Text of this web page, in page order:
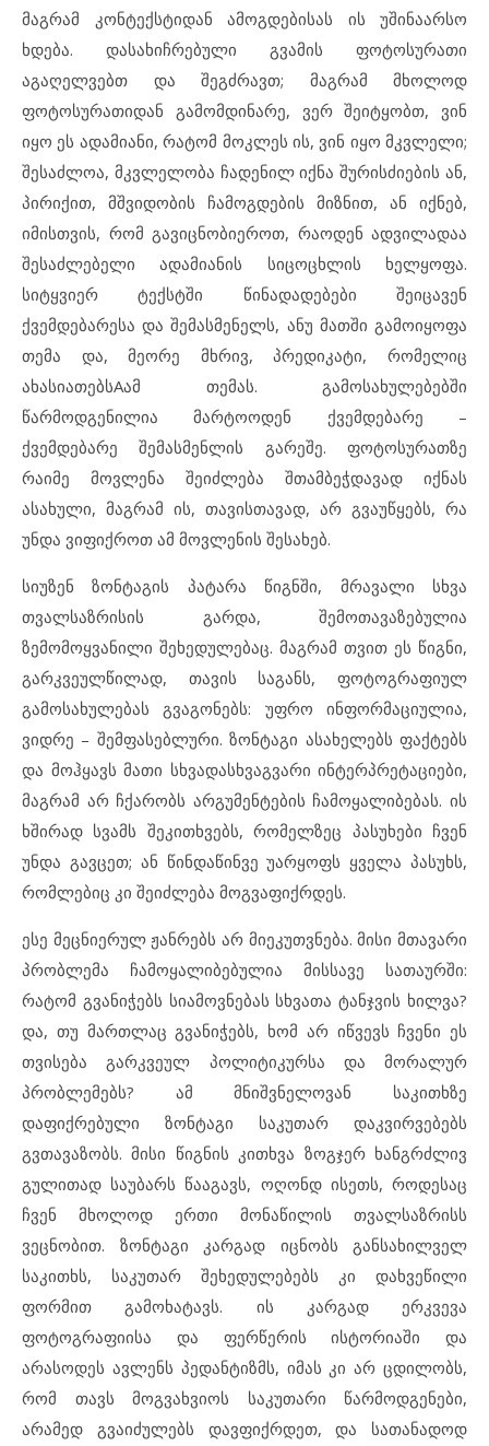
მაგრამ კონტექსტიდან ამოგდებისას ის უშინაარსო
ხდება. დასახიჩრებული გვამის ფოტოსურათი
აგაღელვებთ და შეგძრავთ; მაგრამ მხოლოდ
ფოტოსურათიდან გამომდინარე, ვერ შეიტყობთ, ვინ
იყო ეს ადამიანი, რატომ მოკლეს ის, ვინ იყო მკვლელი;
შესაძლოა, მკვლელობა ჩადენილ იქნა შურისძიების ან,
პირიქით, მშვიდობის ჩამოგდების მიზნით, ან იქნებ,
იმისთვის, რომ გავიცნობიეროთ, რაოდენ ადვილადაა
შესაძლებელი ადამიანის სიცოცხლის ხელყოფა.
სიტყვიერ ტექსტში წინადადებები შეიცავენ
ქვემდებარესა და შემასმენელს, ანუ მათში გამოიყოფა
თემა და, მეორე მხრივ, პრედიკატი, რომელიც
ახასიათებსAამ თემას. გამოსახულებებში
წარმოდგენილია მარტოოდენ ქვემდებარე –
ქვემდებარე შემასმენლის გარეშე. ფოტოსურათზე
რაიმე მოვლენა შეიძლება შთამბეჭდავად იქნას
ასახული, მაგრამ ის, თავისთავად, არ გვაუწყებს, რა
უნდა ვიფიქროთ ამ მოვლენის შესახებ.
სიუზენ ზონტაგის პატარა წიგნში, მრავალი სხვა
თვალსაზრისის გარდა, შემოთავაზებულია
ზემომოყვანილი შეხედულებაც. მაგრამ თვით ეს წიგნი,
გარკვეულწილად, თავის საგანს, ფოტოგრაფიულ
გამოსახულებას გვაგონებს: უფრო ინფორმაციულია,
ვიდრე – შემფასებლური. ზონტაგი ასახელებს ფაქტებს
და მოჰყავს მათი სხვადასხვაგვარი ინტერპრეტაციები,
მაგრამ არ ჩქარობს არგუმენტების ჩამოყალიბებას. ის
ხშირად სვამს შეკითხვებს, რომელზეც პასუხები ჩვენ
უნდა გავცეთ; ან წინდაწინვე უარყოფს ყველა პასუხს,
რომლებიც კი შეიძლება მოგვაფიქრდეს.
ესე მეცნიერულ ჟანრებს არ მიეკუთვნება. მისი მთავარი
პრობლემა ჩამოყალიბებულია მისსავე სათაურში:
რატომ გვანიჭებს სიამოვნებას სხვათა ტანჯვის ხილვა?
და, თუ მართლაც გვანიჭებს, ხომ არ იწვევს ჩვენი ეს
თვისება გარკვეულ პოლიტიკურსა და მორალურ
პრობლემებს? ამ მნიშვნელოვან საკითხზე
დაფიქრებული ზონტაგი საკუთარ დაკვირვებებს
გვთავაზობს. მისი წიგნის კითხვა ზოგჯერ ხანგრძლივ
გულითად საუბარს წააგავს, ოღონდ ისეთს, როდესაც
ჩვენ მხოლოდ ერთი მონაწილის თვალსაზრისს
ვეცნობით. ზონტაგი კარგად იცნობს განსახილველ
საკითხს, საკუთარ შეხედულებებს კი დახვეწილი
ფორმით გამოხატავს. ის კარგად ერკვევა
ფოტოგრაფიისა და ფერწერის ისტორიაში და
არასოდეს ავლენს პედანტიზმს, იმას კი არ ცდილობს,
რომ თავს მოგვახვიოს საკუთარი წარმოდგენები,
არამედ გვაიძულებს დავფიქრდეთ, და სათანადოდ